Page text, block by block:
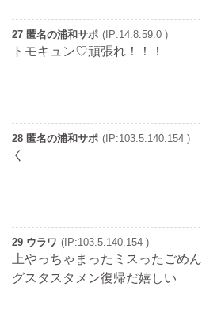
27 匿名の浦和サポ (IP:14.8.59.0 )
トモキュン♡頑張れ！！！
28 匿名の浦和サポ (IP:103.5.140.154 )
く
29 ウラワ (IP:103.5.140.154 )
上やっちゃまったミスったごめん
グスタスタメン復帰だ嬉しい